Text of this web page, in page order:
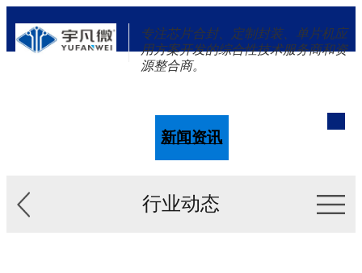
专注芯片合封、定制封装、单片机应
用方案开发的综合性技术服务商和资
源整合商。
新闻资讯
行业动态